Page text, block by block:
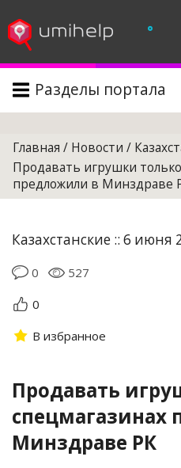
°
Разделы портала
Главная / Новости /
Продавать игрушки
предложили в Минздраве
Казахстанские :: 6 июня
0
527
0
В избранное
Продавать
спецмагазинах
Минздраве РК